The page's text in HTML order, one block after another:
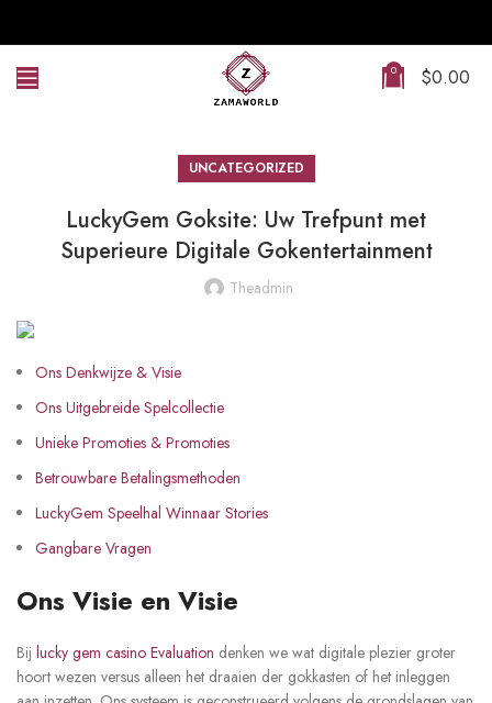
0 $0.00
UNCATEGORIZED
LuckyGem Goksite: Uw Trefpunt met
Superieure Digitale Gokentertainment
Theadmin
Ons Denkwijze & Visie
Ons Uitgebreide Spelcollectie
Unieke Promoties & Promoties
Betrouwbare Betalingsmethoden
LuckyGem Speelhal Winnaar Stories
Gangbare Vragen
Ons Visie en Visie
Bij lucky gem casino Evaluation denken we wat digitale plezier groter
hoort wezen versus alleen het draaien der gokkasten of het inleggen